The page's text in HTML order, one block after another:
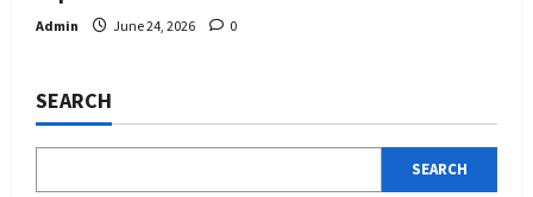
Admin June 24, 2026 0
SEARCH
SEARCH